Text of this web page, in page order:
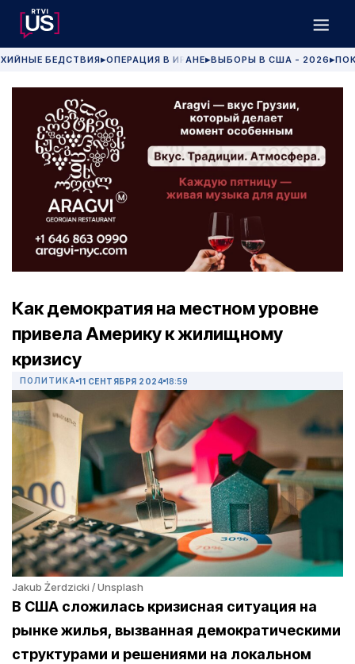
БЕДСТВИЯ▶ОПЕРАЦИЯ В ИРАНЕ▶ВЫБОРЫ В США - 2026 ▶
Как демократия на местном уровне
привела Америку к жилищному
кризису
ПОЛИТИКА 11 СЕНТЯБРЯ 2024 18:59
Jakub Żerdzicki / Unsplash
В США сложилась кризисная ситуация на
рынке жилья, вызванная демократическими
структурами и решениями на локальном